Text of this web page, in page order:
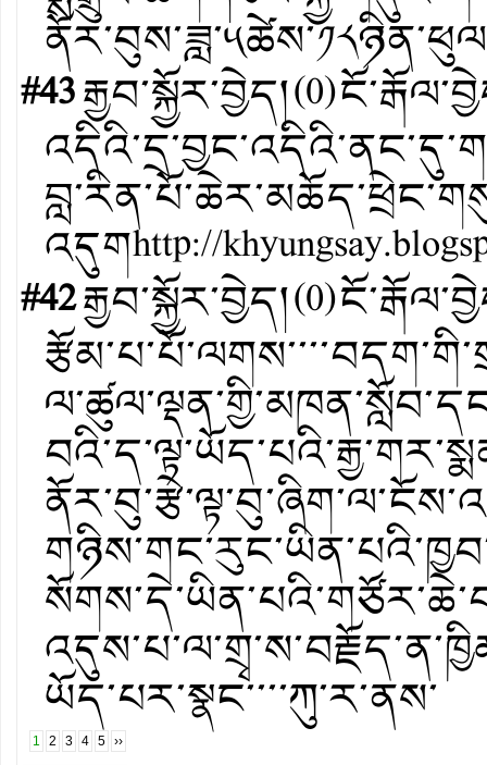
#43རྒྱབ་སྐྱོར་བྱེད།(0)
འདུགhttp://
#42རྒྱབ་སྐྱོར་བྱེད།(0)
ཡོད་པར་སྣང་་་་ཀུ་ར་ནས་
1 2 3 4 5 ››